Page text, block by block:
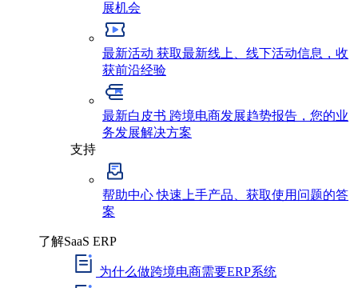
展机会
最新活动 获取最新线上、线下活动信息，收
获前沿经验
最新白皮书 跨境电商发展趋势报告，您的业
务发展解决方案
支持
帮助中心快速上手产品、获取使用问题的答
案
了解SaaS ERP
为什么做跨境电商需要ERP系统